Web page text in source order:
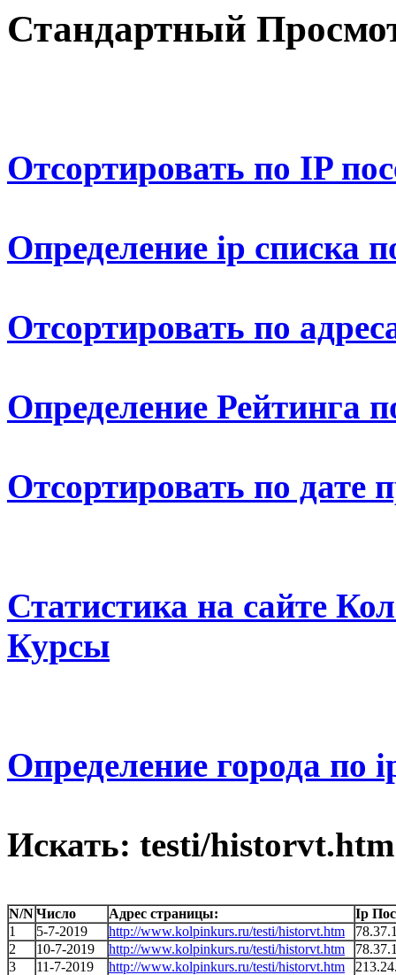
Стандартный
Отсортировать по IP
Определение ip списка
Отсортировать по
Определение Рейтинга
Отсортировать по дате
Статистика на сайте
Курсы
Определение города по
Искать: testi/historvt.htm
N/NЧисло Адрес страницы:
Ip
1
5-7-2019 http://www.kolpinkurs.ru/testi/historvt.htm
2
10-7-2019 http://www.kolpinkurs.ru/testi/historvt.htm
3
11-7-2019 http://www.kolpinkurs.ru/testi/historvt.htm